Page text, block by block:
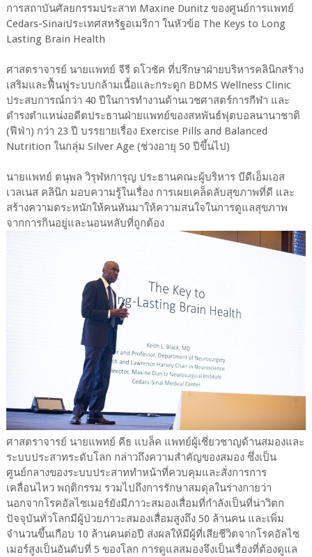
การสถาบันศัลยกรรมประสาท Maxine Dunitz ของศูนย์การแพทย์
Cedars-Sinaiประเทศสหรัฐอเมริกา ในหัวข้อ The Keys to Long
Lasting Brain Health
ศาสตราจารย์ นายแพทย์ จีรี ดโวชัค ที่ปรึกษาฝ่ายบริหารคลินิกสร้าง
เสริมและฟื้นฟูระบบกล้ามเนื้อและกระดูก BDMS Wellness Clinic
ประสบการณ์กว่า 40 ปีในการทำงานด้านเวชศาสตร์การกีฬา และ
ดำรงตำแหน่งอดีตประธานฝ่ายแพทย์ของสหพันธ์ฟุตบอลนานาชาติ
(ฟีฟ่า) กว่า 23 ปี บรรยายเรื่อง Exercise Pills and Balanced
Nutrition ในกลุ่ม Silver Age (ช่วงอายุ 50 ปีขึ้นไป)
นายแพทย์ ตนุพล วิรุฬหการุญ ประธานคณะผู้บริหาร บีดีเอ็มเอส
เวลเนส คลินิก มอบความรู้ในเรื่อง การเผยเคล็ดลับสุขภาพที่ดี และ
สร้างความตระหนักให้คนหันมาให้ความสนใจในการดูแลสุขภาพ
จากการกินอยู่และนอนหลับที่ถูกต้อง
ศาสตราจารย์ นายแพทย์ คีธ แบล็ค แพทย์ผู้เชี่ยวชาญด้านสมองและ
ระบบประสาทระดับโลก กล่าวถึงความสำคัญของสมอง ซึ่งเป็น
ศูนย์กลางของระบบประสาททำหน้าที่ควบคุมและสั่งการการ
เคลื่อนไหว พฤติกรรม รวมไปถึงการรักษาสมดุลในร่างกายว่า
นอกจากโรคอัลไซเมอร์ยังมีภาวะสมองเสื่อมที่กำลังเป็นที่น่าวิตก
ปัจจุบันทั่วโลกมีผู้ป่วยภาวะสมองเสื่อมสูงถึง 50 ล้านคน และเพิ่ม
จำนวนขึ้นเกือบ 10 ล้านคนต่อปี ส่งผลให้มีผู้ที่เสียชีวิตจากโรคอัลไซ
เมอร์สูงเป็นอันดับที่ 5 ของโลก การดูแลสมองจึงเป็นเรื่องที่ต้องดูแล